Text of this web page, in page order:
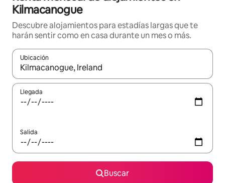
Kilmacanogue
Descubre alojamientos para estadías largas que te
harán sentir como en casa durante un mes o más.
Ubicación
Cuando los resultados estén disponibles, navega con las
Llegada
Salida
Buscar